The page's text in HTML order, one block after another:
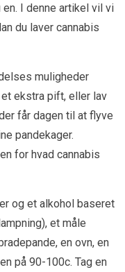
en. I denne artikel vil vi
du laver cannabis
muligheder
ekstra pift, eller lav
får dagen til at flyve
pandekager.
for hvad cannabis
og et alkohol baseret
et måle
en ovn, en
på 90-100c. Tag en